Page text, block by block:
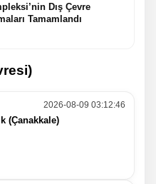
Dış Çevre
Tamamlandı
2026-08-09 03:12:46
(Çanakkale)